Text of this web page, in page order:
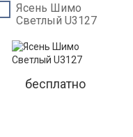
Ясень Шимо
Светлый U3127
бесплатно